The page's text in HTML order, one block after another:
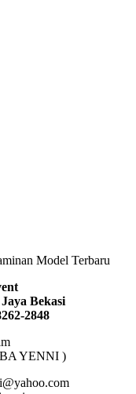
Model Terbaru
Bekasi
2848
YENNI )